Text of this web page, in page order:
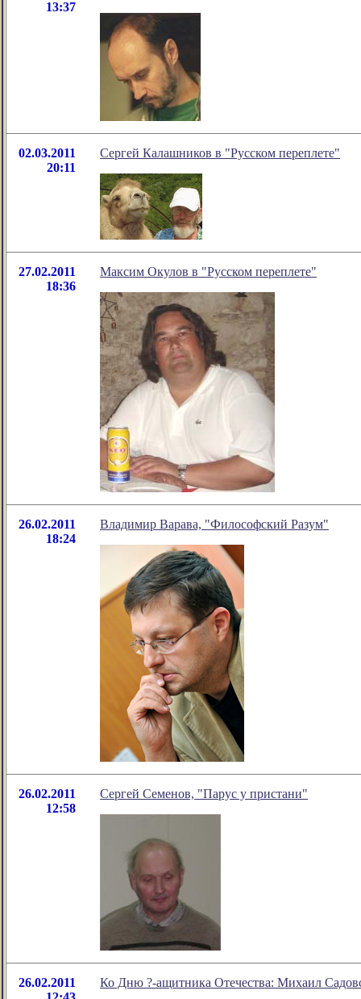
13:37
02.03.2011
20:11
Сергей Калашников в "Русском переплете"
27.02.2011
18:36
Максим Окулов в "Русском переплете"
26.02.2011
18:24
Владимир Варава, "Философский Разум"
26.02.2011
12:58
Сергей Семенов, "Парус у пристани"
26.02.2011
Ко Дню ?-ащитника Отечества: Михаил